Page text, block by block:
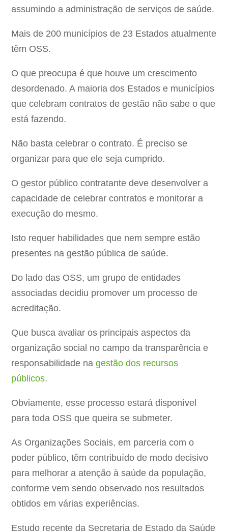
assumindo a administração de serviços de saúde.
Mais de 200 municípios de 23 Estados atualmente
têm OSS.
O que preocupa é que houve um crescimento
desordenado. A maioria dos Estados e municípios
que celebram contratos de gestão não sabe o que
está fazendo.
Não basta celebrar o contrato. É preciso se
organizar para que ele seja cumprido.
O gestor público contratante deve desenvolver a
capacidade de celebrar contratos e monitorar a
execução do mesmo.
Isto requer habilidades que nem sempre estão
presentes na gestão pública de saúde.
Do lado das OSS, um grupo de entidades
associadas decidiu promover um processo de
acreditação.
Que busca avaliar os principais aspectos da
organização social no campo da transparência e
responsabilidade nagestão dos recursos
públicos.
Obviamente, esse processo estará disponível
para toda OSS que queira se submeter.
As Organizações Sociais, em parceria com o
poder público, têm contribuído de modo decisivo
para melhorar a atenção à saúde da população,
conforme vem sendo observado nos resultados
obtidos em várias experiências.
Estudo recente da Secretaria de Estado da Saúde